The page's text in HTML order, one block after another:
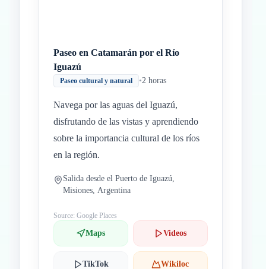
Paseo en Catamarán por el Río
Iguazú
Paseo cultural y natural •2 horas
Navega por las aguas del Iguazú,
disfrutando de las vistas y aprendiendo
sobre la importancia cultural de los ríos
en la región.
Salida desde el Puerto de Iguazú,
Misiones, Argentina
Source: Google Places
Maps Videos
TikTok Wikiloc